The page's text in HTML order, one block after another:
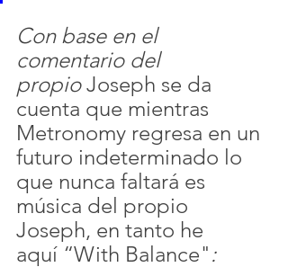
Con base en el
comentario del
propio Joseph se da
cuenta que mientras
Metronomy regresa en un
futuro indeterminado lo
que nunca faltará es
música del propio
Joseph, en tanto he
aquí “With Balance":